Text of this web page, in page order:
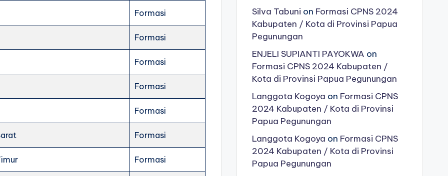
Formasi
Formasi
Formasi
Formasi
Formasi
Formasi
Formasi
Silva Tabuni on Formasi CPNS 2024
Kabupaten / Kota di Provinsi Papua
Pegunungan
ENJELI SUPIANTI PAYOKWA on
Formasi CPNS 2024 Kabupaten /
Kota di Provinsi Papua Pegunungan
Langgota Kogoya on Formasi CPNS
2024 Kabupaten / Kota di Provinsi
Papua Pegunungan
Langgota Kogoya on Formasi CPNS
2024 Kabupaten / Kota di Provinsi
Papua Pegunungan